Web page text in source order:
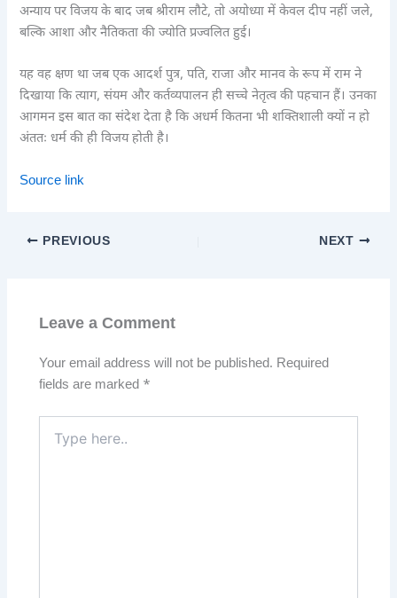
अन्याय पर विजय के बाद जब श्रीराम लौटे, तो अयोध्या में केवल दीप नहीं जले,
बल्कि आशा और नैतिकता की ज्योति प्रज्वलित हुई।
यह वह क्षण था जब एक आदर्श पुत्र, पति, राजा और मानव के रूप में राम ने
दिखाया कि त्याग, संयम और कर्तव्यपालन ही सच्चे नेतृत्व की पहचान हैं। उनका
आगमन इस बात का संदेश देता है कि अधर्म कितना भी शक्तिशाली क्यों न हो
अंततः धर्म की ही विजय होती है।
Source link
PREVIOUS NEXT
Leave a Comment
Your email address will not be published. Required
fields are marked *
here..